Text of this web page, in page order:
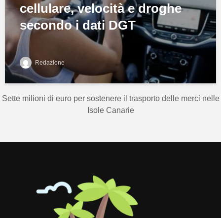
cellulare, velocità e droghe
secondo i dati DGT
Redazione
Sette milioni di euro per sostenere il trasporto delle merci nelle
Isole Canarie